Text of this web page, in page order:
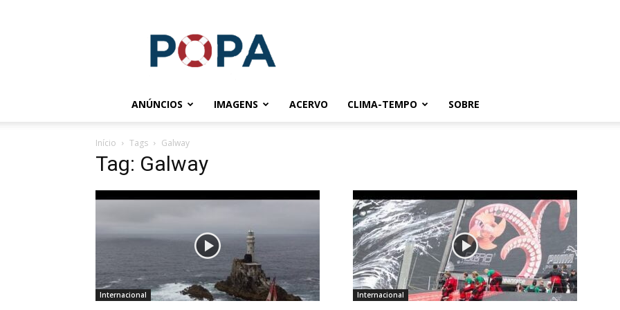
ANÚNCIOS IMAGENS ACERVO CLIMA-TEMPO SOBRE
Início Tags Galway
Tag: Galway
Internacional Internacional